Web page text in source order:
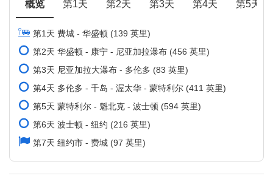
概览 第1天 第2天 第3天 第4天 第5天
第1天 费城 - 华盛顿 (139 英里)
第2天 华盛顿 - 康宁 - 尼亚加拉瀑布 (456 英里)
第3天 尼亚加拉大瀑布 - 多伦多 (83 英里)
第4天 多伦多 - 千岛 - 渥太华 - 蒙特利尔 (411 英里)
第5天 蒙特利尔 - 魁北克 - 波士顿 (594 英里)
第6天 波士顿 - 纽约 (216 英里)
第7天 纽约市 - 费城 (97 英里)